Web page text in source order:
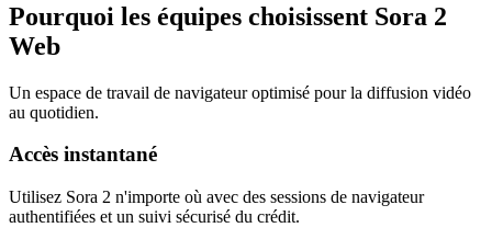
Pourquoi les équipes choisissent Sora 2
Web
Un espace de travail de navigateur optimisé pour la diffusion vidéo
au quotidien.
Accès instantané
Utilisez Sora 2 n'importe où avec des sessions de navigateur
authentifiées et un suivi sécurisé du crédit.